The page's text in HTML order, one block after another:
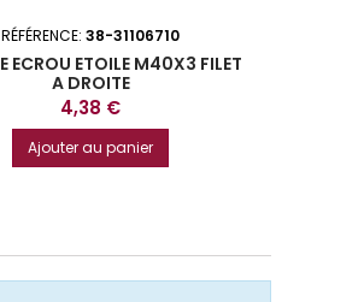
RÉFÉRENCE: 38-31106710
ECROU ETOILE M40X3 FILET
A DROITE
Prix
4,38 €
Ajouter au panier